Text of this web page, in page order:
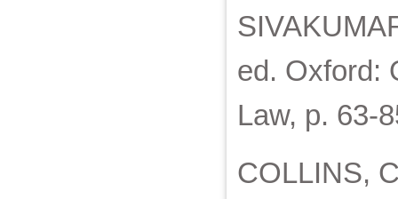
ed. Oxford:
Law, p. 63-
COLLINS,